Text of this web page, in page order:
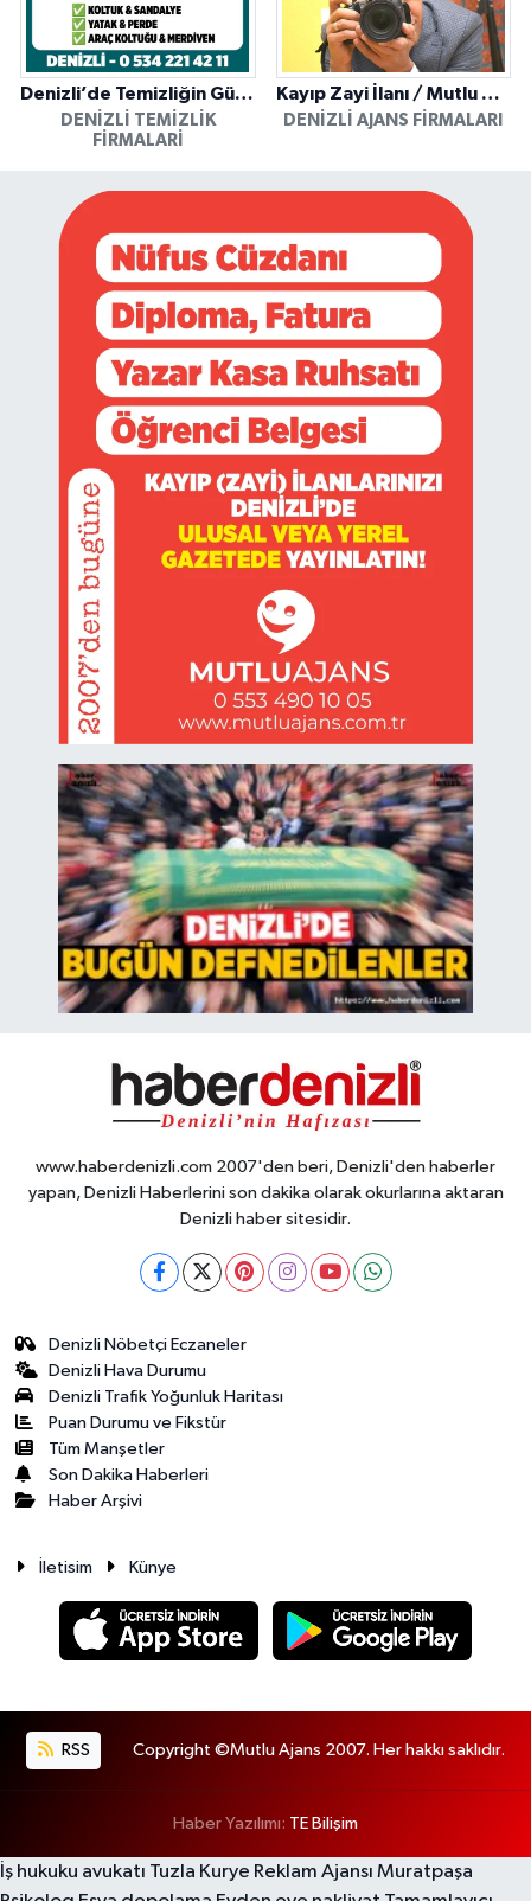
Denizli’de Temizliğin Güvenilir Adresi: Özkan Yerinde Yıkama
DENIZLI TEMIZLIK
FIRMALARI
Kayıp Zayi İlanı / Mutlu Ajans / Denizli
DENIZLI AJANS FIRMALARI
www.haberdenizli.com 2007'den beri, Denizli'den haberler
yapan, Denizli Haberlerini son dakika olarak okurlarına aktaran
Denizli haber sitesidir.
Denizli Nöbetçi Eczaneler
Denizli Hava Durumu
Denizli Trafik Yoğunluk Haritası
Puan Durumu ve Fikstür
Tüm Manşetler
Son Dakika Haberleri
Haber Arşivi
İletisim Künye
RSS Copyright ©Mutlu Ajans 2007. Her hakkı saklıdır.
Haber Yazılımı: TE Bilişim
İş hukuku avukatı Tuzla Kurye Reklam Ajansı Muratpaşa